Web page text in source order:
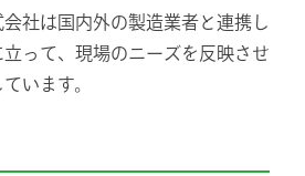
社は国内外の製造業者と連携し
って、現場のニーズを反映させ
います。